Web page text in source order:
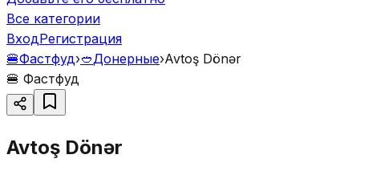
Все категории
ВходРегистрация
🍔Фастфуд›🥙Донерные›Avtoş Dönər
🍔 Фастфуд
Avtoş Dönər